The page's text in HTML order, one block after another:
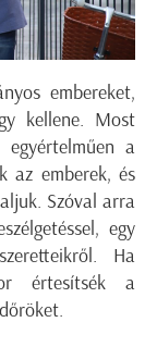
embereket,
kellene. Most
a
az emberek, és
Szóval arra
egy
Ha
értesítsék a